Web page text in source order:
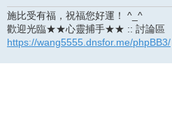
施比受有福，祝福您好運！ ^_^
歡迎光臨★★心靈捕手★★ :: 討論區
https://wang5555.dnsfor.me/phpBB3/